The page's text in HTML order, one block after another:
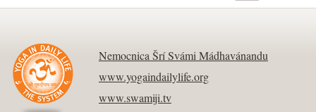
Nemocnica Šrí Svámi Mádhavánandu
www.yogaindailylife.org
www.swamiji.tv